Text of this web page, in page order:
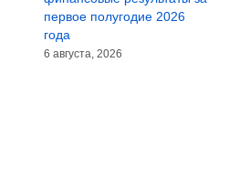
первое полугодие 2026
года
6 августа, 2026